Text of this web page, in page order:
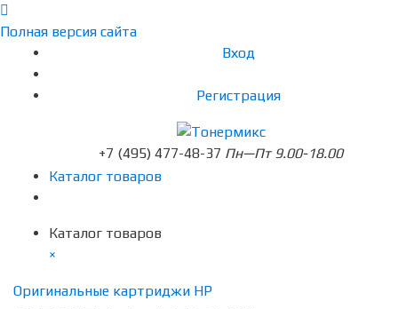
Полная версия сайта
Вход
Регистрация
+7 (495) 477-48-37 Пн—Пт 9.00-18.00
Каталог товаров
Каталог товаров
×
Оригинальные картриджи HP